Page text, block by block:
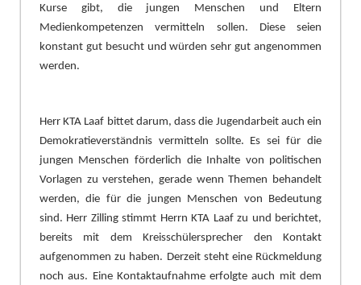
Kurse gibt, die jungen Menschen und Eltern
Medienkompetenzen vermitteln sollen. Diese seien
konstant gut besucht und würden sehr gut angenommen
werden.
Herr KTA Laaf bittet darum, dass die Jugendarbeit auch ein
Demokratieverständnis vermitteln sollte. Es sei für die
jungen Menschen förderlich die Inhalte von politischen
Vorlagen zu verstehen, gerade wenn Themen behandelt
werden, die für die jungen Menschen von Bedeutung
sind. Herr Zilling stimmt Herrn KTA Laaf zu und berichtet,
bereits mit dem Kreisschülersprecher den Kontakt
aufgenommen zu haben. Derzeit steht eine Rückmeldung
noch aus. Eine Kontaktaufnahme erfolgte auch mit dem